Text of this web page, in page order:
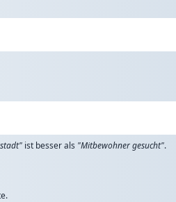
ist besser als "Mitbewohner gesucht".